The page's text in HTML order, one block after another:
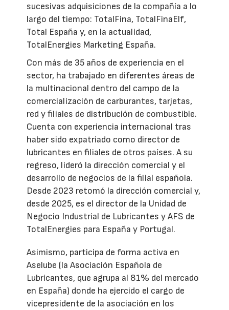
sucesivas adquisiciones de la compañía a lo
largo del tiempo: TotalFina, TotalFinaElf,
Total España y, en la actualidad,
TotalEnergies Marketing España.
Con más de 35 años de experiencia en el
sector, ha trabajado en diferentes áreas de
la multinacional dentro del campo de la
comercialización de carburantes, tarjetas,
red y filiales de distribución de combustible.
Cuenta con experiencia internacional tras
haber sido expatriado como director de
lubricantes en filiales de otros países. A su
regreso, lideró la dirección comercial y el
desarrollo de negocios de la filial española.
Desde 2023 retomó la dirección comercial y,
desde 2025, es el director de la Unidad de
Negocio Industrial de Lubricantes y AFS de
TotalEnergies para España y Portugal.
Asimismo, participa de forma activa en
Aselube (la Asociación Española de
Lubricantes, que agrupa al 81% del mercado
en España) donde ha ejercido el cargo de
vicepresidente de la asociación en los